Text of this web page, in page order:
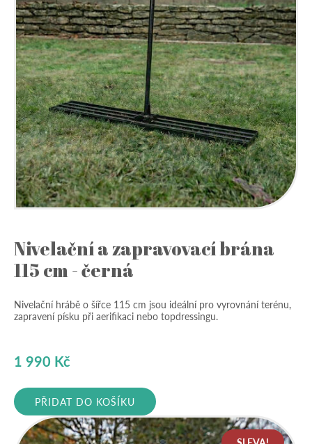
Nivelační a zapravovací brána
115 cm - černá
Nivelační hrábě o šířce 115 cm jsou ideální pro vyrovnání terénu,
zapravení písku při aerifikaci nebo topdressingu.
1 990 Kč
PŘIDAT DO KOŠÍKU